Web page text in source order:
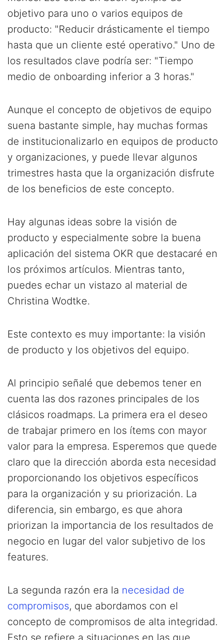
objetivo para uno o varios equipos de
producto: "Reducir drásticamente el tiempo
hasta que un cliente esté operativo." Uno de
los resultados clave podría ser: "Tiempo
medio de onboarding inferior a 3 horas."
Aunque el concepto de objetivos de equipo
suena bastante simple, hay muchas formas
de institucionalizarlo en equipos de producto
y organizaciones, y puede llevar algunos
trimestres hasta que la organización disfrute
de los beneficios de este concepto.
Hay algunas ideas sobre la visión de
producto y especialmente sobre la buena
aplicación del sistema OKR que destacaré en
los próximos artículos. Mientras tanto,
puedes echar un vistazo al material de
Christina Wodtke.
Este contexto es muy importante: la visión
de producto y los objetivos del equipo.
Al principio señalé que debemos tener en
cuenta las dos razones principales de los
clásicos roadmaps. La primera era el deseo
de trabajar primero en los ítems con mayor
valor para la empresa. Esperemos que quede
claro que la dirección aborda esta necesidad
proporcionando los objetivos específicos
para la organización y su priorización. La
diferencia, sin embargo, es que ahora
priorizan la importancia de los resultados de
negocio en lugar del valor subjetivo de los
features.
La segunda razón era la necesidad de
compromisos, que abordamos con el
concepto de compromisos de alta integridad.
Esto se refiere a situaciones en las que